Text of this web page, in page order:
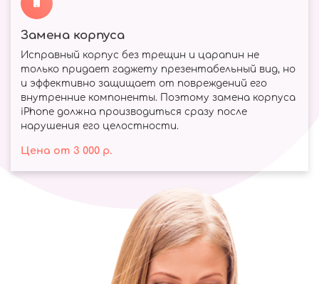
Замена корпуса
Исправный корпус без трещин и царапин не
только придает гаджету презентабельный вид, но
и эффективно защищает от повреждений его
внутренние компоненты. Поэтому замена корпуса
iPhone должна производиться сразу после
нарушения его целостности.
Цена от 3 000р.